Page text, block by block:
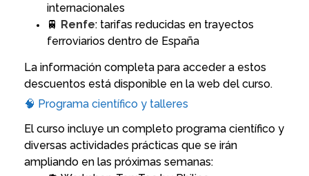
internacionales
🚆 Renfe: tarifas reducidas en trayectos
ferroviarios dentro de España
La información completa para acceder a estos
descuentos está disponible en la web del curso.
🧠 Programa científico y talleres
El curso incluye un completo programa científico y
diversas actividades prácticas que se irán
ampliando en las próximas semanas: